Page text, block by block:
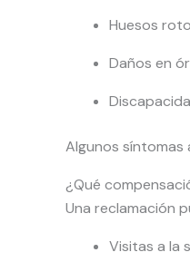
Huesos
Daños en
Algunos síntomas
¿Qué
Una reclamación
Visitas a la